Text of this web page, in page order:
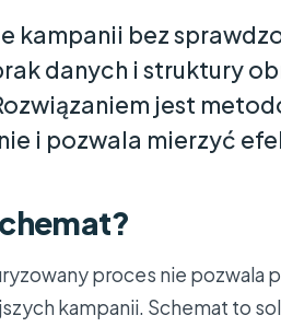
kampanii bez
danych i struktury
jest
i pozwala mierzyć
proces nie pozwala
kampanii. Schemat to